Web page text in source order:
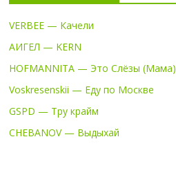
VERBEE — Качели
АИГЕЛ — KERN
HOFMANNITA — Это Слёзы (Мама)
Voskresenskii — Еду по Москве
GSPD — Тру крайм
CHEBANOV — Выдыхай